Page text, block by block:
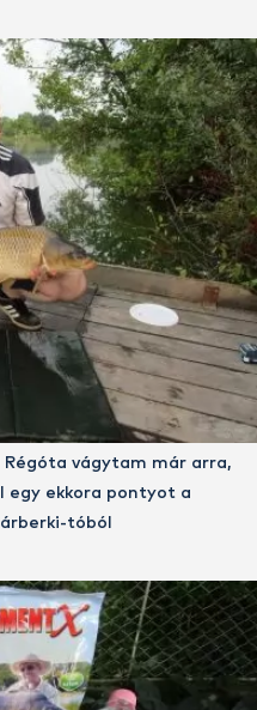
Régóta vágytam már arra,
ekkora pontyot a
tóból